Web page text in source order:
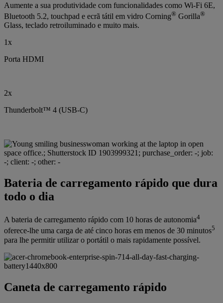
Aumente a sua produtividade com funcionalidades como Wi-Fi 6E,
Bluetooth 5.2, touchpad e ecrã tátil em vidro Corning® Gorilla®
Glass, teclado retroiluminado e muito mais.
1x
Porta HDMI
2x
Thunderbolt™ 4 (USB-C)
Bateria de carregamento rápido que dura
todo o dia
A bateria de carregamento rápido com 10 horas de autonomia4
oferece-lhe uma carga de até cinco horas em menos de 30 minutos5
para lhe permitir utilizar o portátil o mais rapidamente possível.
Caneta de carregamento rápido